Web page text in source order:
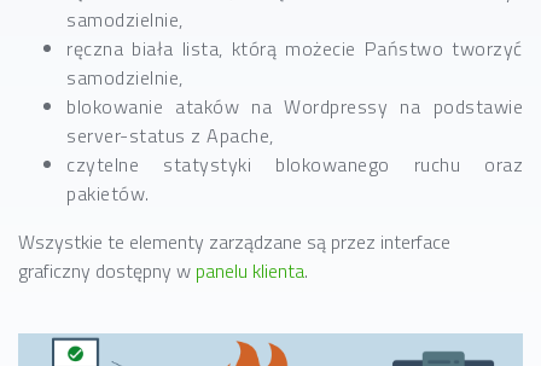
samodzielnie,
ręczna biała lista, którą możecie Państwo tworzyć
samodzielnie,
blokowanie ataków na Wordpressy na podstawie
server-status z Apache,
czytelne statystyki blokowanego ruchu oraz
pakietów.
Wszystkie te elementy zarządzane są przez interface
graficzny dostępny w panelu klienta.